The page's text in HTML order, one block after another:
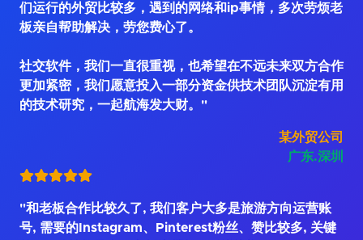
们运行的外贸比较多，遇到的网络和ip事情，多次劳烦老
板亲自帮助解决，劳您费心了。
社交软件，我们一直很重视，也希望在不远未来双方合作
更加紧密，我们愿意投入一部分资金供技术团队沉淀有用
的技术研究，一起航海发大财。"
某外贸公司
广东.深圳
"和老板合作比较久了, 我们客户大多是旅游方向运营账
号, 需要的Instagram、Pinterest粉丝、赞比较多, 关键